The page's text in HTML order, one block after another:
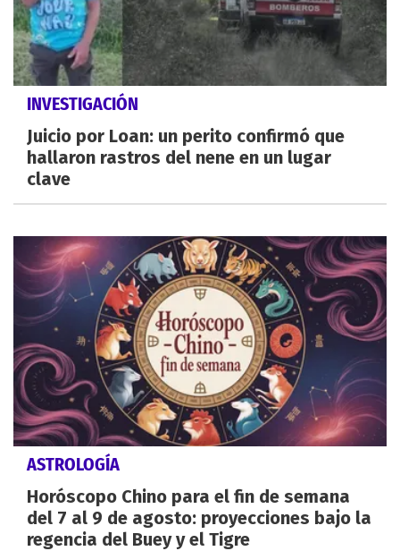
INVESTIGACIÓN
Juicio por Loan: un perito confirmó que
hallaron rastros del nene en un lugar
clave
ASTROLOGÍA
Horóscopo Chino para el fin de semana
del 7 al 9 de agosto: proyecciones bajo la
regencia del Buey y el Tigre